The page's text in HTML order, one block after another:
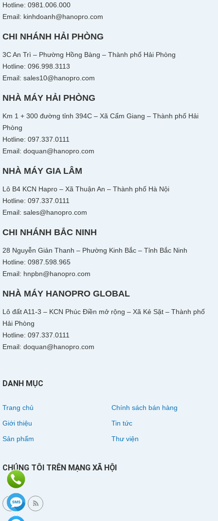
Hotline: 0981.006.000
Email: kinhdoanh@hanopro.com
CHI NHÁNH HẢI PHÒNG
3C An Trì – Phường Hồng Bàng – Thành phố Hải Phòng
Hotline: 096.998.3113
Email: sales10@hanopro.com
NHÀ MÁY HẢI PHÒNG
Km 1 + 300 đường tỉnh 394C – Xã Cẩm Giang – Thành phố Hải
Phòng
Hotline: 097.337.0111
Email: doquan@hanopro.com
NHÀ MÁY GIA LÂM
Lô B4 KCN Hapro – Xã Thuận An – Thành phố Hà Nội
Hotline: 097.337.0111
Email: sales@hanopro.com
CHI NHÁNH BẮC NINH
28 Nguyễn Giản Thanh – Phường Kinh Bắc – Tỉnh Bắc Ninh
Hotline: 0987.598.965
Email: hnpbn@hanopro.com
NHÀ MÁY HANOPRO GLOBAL
Lô đất A11-3 – KCN Phúc Điền mở rộng – Xã Kẻ Sặt – Thành phố
Hải Phòng
Hotline: 097.337.0111
Email: doquan@hanopro.com
DANH MỤC
Trang chủ
Giới thiệu
Sản phẩm
Chính sách bán hàng
Tin tức
Thư viện
CHÚNG TÔI TRÊN MẠNG XÃ HỘI